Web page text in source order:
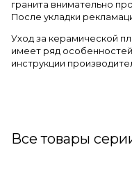
гранита внимательно
После укладки
Уход за керамической
имеет ряд
инструкции
Все товары